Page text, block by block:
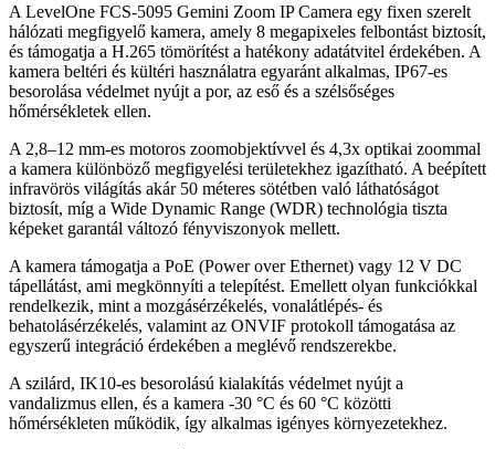
A LevelOne FCS-5095 Gemini Zoom IP Camera egy fixen szerelt
hálózati megfigyelő kamera, amely 8 megapixeles felbontást biztosít,
és támogatja a H.265 tömörítést a hatékony adatátvitel érdekében. A
kamera beltéri és kültéri használatra egyaránt alkalmas, IP67-es
besorolása védelmet nyújt a por, az eső és a szélsőséges
hőmérsékletek ellen.
A 2,8–12 mm-es motoros zoomobjektívvel és 4,3x optikai zoommal
a kamera különböző megfigyelési területekhez igazítható. A beépített
infravörös világítás akár 50 méteres sötétben való láthatóságot
biztosít, míg a Wide Dynamic Range (WDR) technológia tiszta
képeket garantál változó fényviszonyok mellett.
A kamera támogatja a PoE (Power over Ethernet) vagy 12 V DC
tápellátást, ami megkönnyíti a telepítést. Emellett olyan funkciókkal
rendelkezik, mint a mozgásérzékelés, vonalátlépés- és
behatolásérzékelés, valamint az ONVIF protokoll támogatása az
egyszerű integráció érdekében a meglévő rendszerekbe.
A szilárd, IK10-es besorolású kialakítás védelmet nyújt a
vandalizmus ellen, és a kamera -30 °C és 60 °C közötti
hőmérsékleten működik, így alkalmas igényes környezetekhez.